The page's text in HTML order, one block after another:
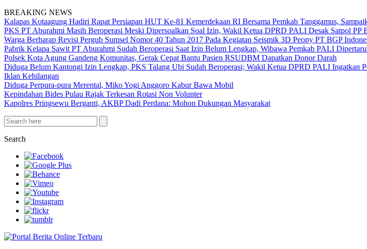
BREAKING NEWS
Kalapas Kotaagung Hadiri Rapat Persiapan HUT Ke-81 Kemerdekaan RI Bersama Pemkab Tanggamus,
PKS PT Aburahmi Masih Beroperasi Meski Dipersoalkan Soal Izin, Wakil Ketua DPRD PALI Desak Satpol PP
Warga Berharap Revisi Pergub Sumsel Nomor 40 Tahun 2017 Pada Kegiatan Seismik 3D Peony PT BGP
Pabrik Kelapa Sawit PT Aburahmi Sudah Beroperasi Saat Izin Belum Lengkap, Wibawa Pemkab PALI
Polsek Kota Agung Gandeng Komunitas, Gerak Cepat Bantu Pasien RSUDBM Dapatkan Donor Darah
Diduga Belum Kantongi Izin Lengkap, PKS Talang Ubi Sudah Beroperasi; Wakil Ketua DPRD PALI Ingatkan
Iklan Kehilangan
Diduga Perpura-pura Merental, Miko Yogi Anggoro Kabur Bawa Mobil
Kepindahan Bides Pulau Rajak Terkesan Rotasi Non Volunter
Kapolres Pringsewu Berganti, AKBP Dadi Perdana: Mohon Dukungan Masyarakat
Search